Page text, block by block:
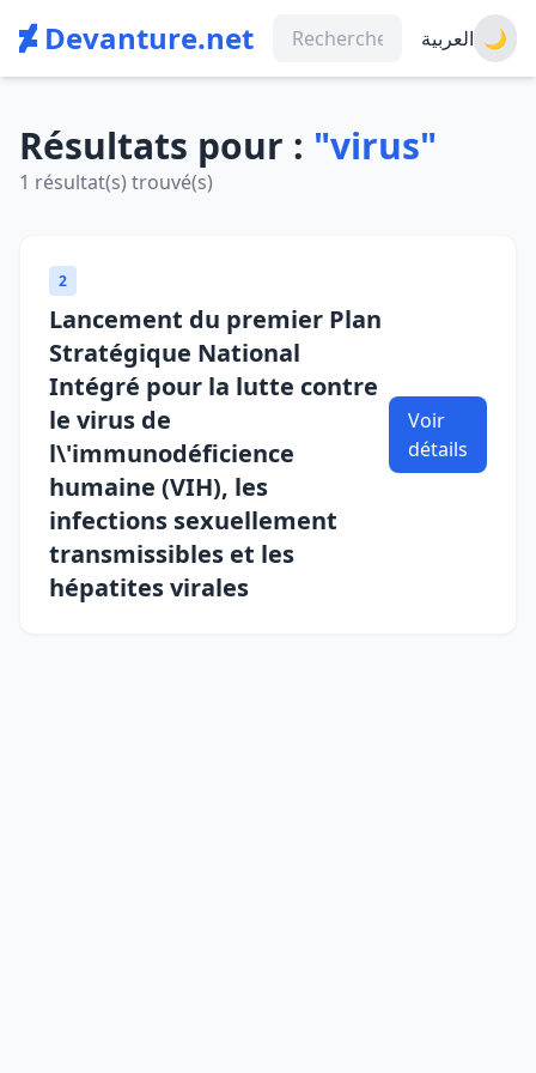
Devanture.net العربية 🌙
Résultats pour : "virus"
1 résultat(s) trouvé(s)
2
Lancement du premier Plan
Stratégique National
Intégré pour la lutte contre
le virus de
l\'immunodéficience
humaine (VIH), les
infections sexuellement
transmissibles et les
hépatites virales
Voir
détails